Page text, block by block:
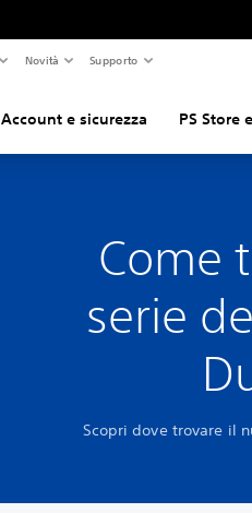
Novità Supporto
Account e sicurezza PS Store
Come
serie
Scopri dove trovare il